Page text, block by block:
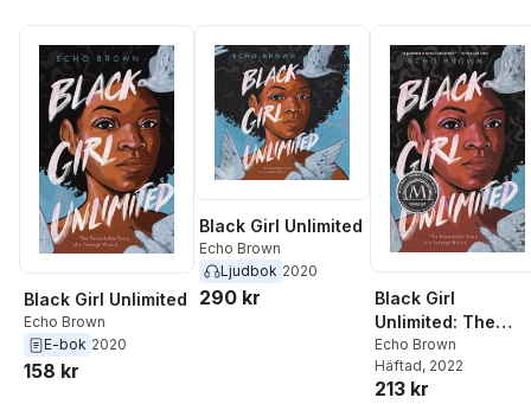
Black Girl Unlimited
Echo Brown
E-bok 2020
158 kr
Black Girl Unlimited
Echo Brown
Ljudbok 2020
290 kr
Black Girl
Unlimited: The
Remarkable Story
of a Teenage
Wizard
Echo Brown
Häftad, 2022
213 kr